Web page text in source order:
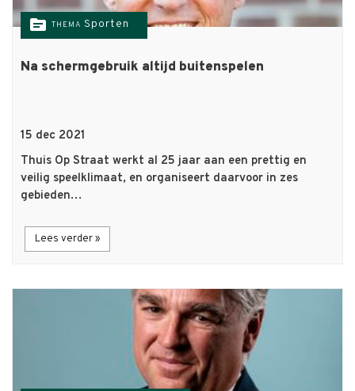
topic THEMA Sporten
Na schermgebruik altijd buitenspelen
15 dec 2021
Thuis Op Straat werkt al 25 jaar aan een prettig en
veilig speelklimaat, en organiseert daarvoor in zes
gebieden…
Lees verder »